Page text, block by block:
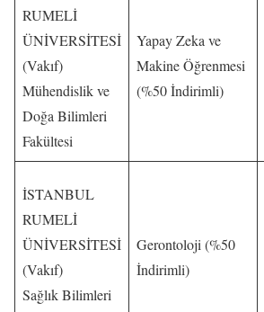
RUMELİ
ÜNİVERSİTESİ
(Vakıf)
Mühendislik ve
Doğa Bilimleri
Fakültesi
Yapay Zeka ve
Makine Öğrenmesi
(%50 İndirimli)
İSTANBUL
RUMELİ
ÜNİVERSİTESİ
(Vakıf)
Sağlık Bilimleri
Gerontoloji (%50
İndirimli)